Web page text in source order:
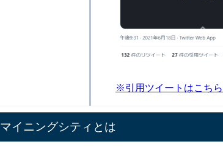
※引用ツイートはこちら
Bitcoin Vault Explorerで
マイニングシティとは